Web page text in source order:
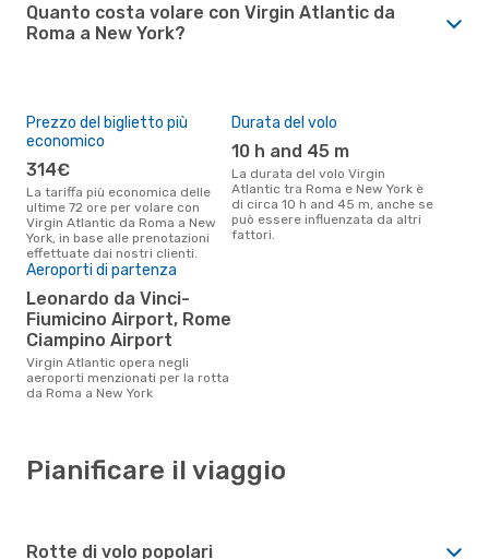
Quanto costa volare con Virgin Atlantic da
Roma a New York?
Prezzo del biglietto più
economico
314€
La tariffa più economica delle
ultime 72 ore per volare con
Virgin Atlantic da Roma a New
York, in base alle prenotazioni
effettuate dai nostri clienti.
Durata del volo
10 h and 45 m
La durata del volo Virgin
Atlantic tra Roma e New York è
di circa 10 h and 45 m, anche se
può essere influenzata da altri
fattori.
Aeroporti di partenza
Leonardo da Vinci-
Fiumicino Airport, Rome
Ciampino Airport
Virgin Atlantic opera negli
aeroporti menzionati per la rotta
da Roma a New York
Pianificare il viaggio
Rotte di volo popolari